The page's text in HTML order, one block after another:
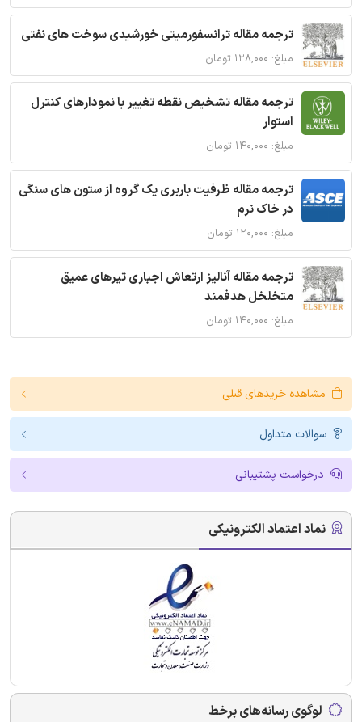
ترجمه مقاله ترانسفورمیتی خورشیدی سوخت های نفتی
مبلغ: ۱۲۸,۰۰۰ تومان
ترجمه مقاله تشخیص نقطه تغییر با نمودارهای کنترل
استوار
مبلغ: ۱۴۰,۰۰۰ تومان
ترجمه مقاله ظرفیت باربری یک گروه از ستون های سنگی
در خاک نرم
مبلغ: ۱۲۰,۰۰۰ تومان
ترجمه مقاله آنالیز ارتعاش اجباری تیرهای عمیق
متخلخل هدفمند
مبلغ: ۱۴۰,۰۰۰ تومان
مشاهده خریدهای قبلی
سوالات متداول
درخواست پشتیبانی
نماد اعتماد الکترونیکی
لوگوی رسانه‌های برخط